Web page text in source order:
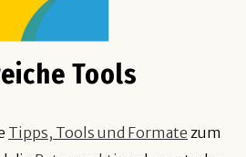
Tools
Tipps, Tools und Formate zum